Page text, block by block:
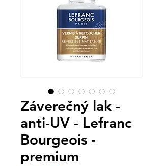
Záverečný lak -
anti-UV - Lefranc
Bourgeois -
premium